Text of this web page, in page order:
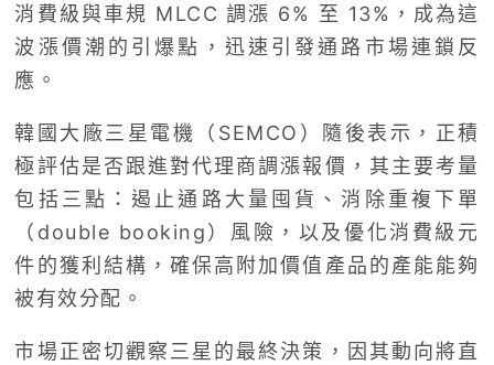
消費級與車規 MLCC 調漲 6% 至 13%，成為這
波漲價潮的引爆點，迅速引發通路市場連鎖反
應。
韓國大廠三星電機（SEMCO）隨後表示，正積
極評估是否跟進對代理商調漲報價，其主要考量
包括三點：遏止通路大量囤貨、消除重複下單
（double booking）風險，以及優化消費級元
件的獲利結構，確保高附加價值產品的產能能夠
被有效分配。
市場正密切觀察三星的最終決策，因其動向將直